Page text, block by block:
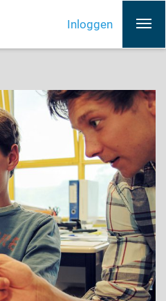
Inloggen